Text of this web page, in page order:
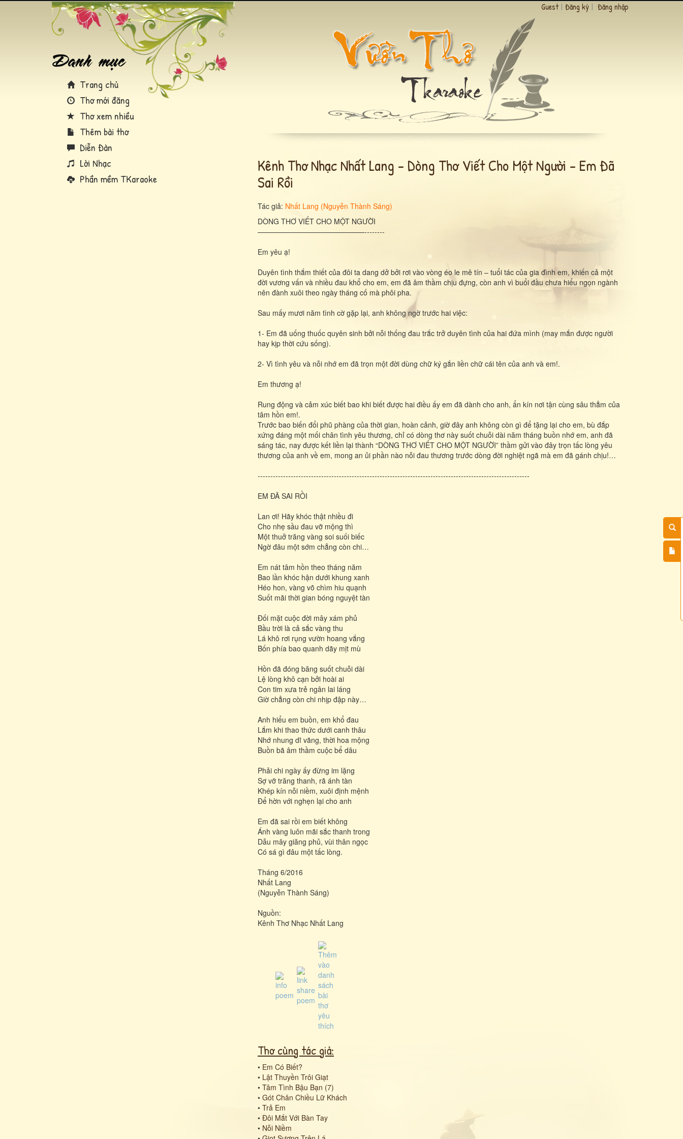
Trang chủ
Thơ mới đăng
Thơ xem nhiều
Thêm bài thơ
Diễn Đàn
Lời Nhạc
Phần mềm TKaraoke
Guest | Đăng ký | Đăng nhập
Kênh Thơ Nhạc Nhất Lang - Dòng Thơ Viết Cho Một Người - Em Đã
Sai Rồi
Tác giả: Nhất Lang (Nguyễn Thành Sáng)
DÒNG THƠ VIẾT CHO MỘT NGƯỜI
———————————————--------
Em yêu ạ!
Duyên tình thắm thiết của đôi ta dang dở bởi rơi vào vòng éo le mê tín – tuổi tác của gia đình em, khiến cả một
đời vương vấn và nhiều đau khổ cho em, em đã âm thầm chịu đựng, còn anh vì buổi đầu chưa hiểu ngọn ngành
nên đành xuôi theo ngày tháng cố mà phôi pha.
Sau mấy mươi năm tình cờ gặp lại, anh không ngờ trước hai việc:
1- Em đã uống thuốc quyên sinh bởi nỗi thống đau trắc trở duyên tình của hai đứa mình (may mắn được người
hay kịp thời cứu sống).
2- Vì tình yêu và nỗi nhớ em đã trọn một đời dùng chữ ký gắn liền chữ cái tên của anh và em!.
Em thương ạ!
Rung động và cảm xúc biết bao khi biết được hai điều ấy em đã dành cho anh, ẩn kín nơi tận cùng sâu thẳm của
tâm hồn em!.
Trước bao biến đổi phũ phàng của thời gian, hoàn cảnh, giờ đây anh không còn gì để tặng lại cho em, bù đắp
xứng đáng một mối chân tình yêu thương, chỉ có dòng thơ này suốt chuỗi dài năm tháng buồn nhớ em, anh đã
sáng tác, nay được kết liền lại thành “DÒNG THƠ VIẾT CHO MỘT NGƯỜI” thầm gửi vào đây trọn tấc lòng yêu
thương của anh về em, mong an ủi phần nào nỗi đau thương trước dòng đời nghiệt ngã mà em đã gánh chịu!…
-----------------------------------------------------------------------------------------------------------
EM ĐÃ SAI RỒI
Lan ơi! Hãy khóc thật nhiều đi
Cho nhẹ sầu đau vỡ mộng thì
Một thuở trăng vàng soi suối biếc
Ngờ đâu một sớm chẳng còn chi…
Em nát tâm hồn theo tháng năm
Bao lần khóc hận dưới khung xanh
Héo hon, vàng võ chìm hiu quạnh
Suốt mãi thời gian bóng nguyệt tàn
Đối mặt cuộc đời mây xám phủ
Bầu trời là cả sắc vàng thu
Lá khô rơi rụng vườn hoang vắng
Bốn phía bao quanh dãy mịt mù
Hồn đã đóng băng suốt chuỗi dài
Lệ lòng khô cạn bởi hoài ai
Con tim xưa trẻ ngân lai láng
Giờ chẳng còn chi nhịp đập này…
Anh hiểu em buồn, em khổ đau
Lắm khi thao thức dưới canh thâu
Nhớ nhung dĩ vãng, thời hoa mộng
Buồn bã âm thầm cuộc bể dâu
Phải chi ngày ấy đừng im lặng
Sợ vỡ trăng thanh, rã ánh tàn
Khép kín nỗi niềm, xuôi định mệnh
Để hờn với nghẹn lại cho anh
Em đã sai rồi em biết không
Ánh vàng luôn mãi sắc thanh trong
Dẫu mây giăng phủ, vùi thân ngọc
Có sá gì đâu một tấc lòng.
Tháng 6/2016
Nhất Lang
(Nguyễn Thành Sáng)
Nguồn:
Kênh Thơ Nhạc Nhất Lang
Thơ cùng tác giả:
• Em Có Biết?
• Lật Thuyền Trôi Giạt
• Tâm Tình Bậu Bạn (7)
• Gót Chân Chiều Lữ Khách
• Trả Em
• Đôi Mắt Với Bàn Tay
• Nỗi Niềm